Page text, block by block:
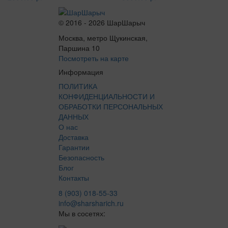
© 2016 - 2026 ШарШарыч
Москва, метро Щукинская,
Паршина 10
Посмотреть на карте
Информация
ПОЛИТИКА
КОНФИДЕНЦИАЛЬНОСТИ И
ОБРАБОТКИ ПЕРСОНАЛЬНЫХ
ДАННЫХ
О нас
Доставка
Гарантии
Безопасность
Блог
Контакты
8 (903) 018-55-33
info@sharsharich.ru
Мы в сосетях: